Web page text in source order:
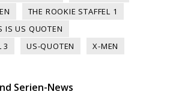
THE ROOKIE STAFFEL 1
IS US QUOTEN
3
US-QUOTEN X-MEN
Serien-News